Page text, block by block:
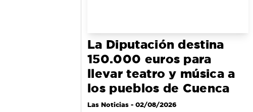
La Diputación destina
150.000 euros para
llevar teatro y música a
los pueblos de Cuenca
Las Noticias - 02/08/2026